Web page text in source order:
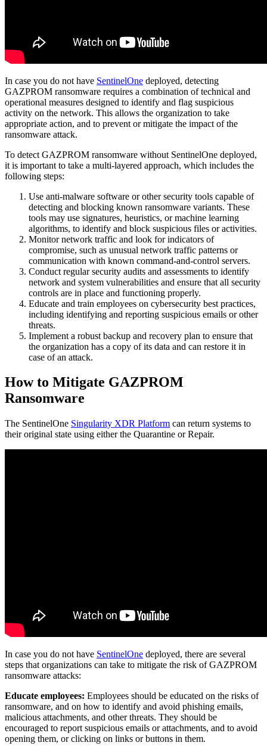
In case you do not have SentinelOne deployed, detecting
GAZPROM ransomware requires a combination of technical and
operational measures designed to identify and flag suspicious
activity on the network. This allows the organization to take
appropriate action, and to prevent or mitigate the impact of the
ransomware attack.
To detect GAZPROM ransomware without SentinelOne deployed,
it is important to take a multi-layered approach, which includes the
following steps:
Use anti-malware software or other security tools capable of
detecting and blocking known ransomware variants. These
tools may use signatures, heuristics, or machine learning
algorithms, to identify and block suspicious files or activities.
Monitor network traffic and look for indicators of
compromise, such as unusual network traffic patterns or
communication with known command-and-control servers.
Conduct regular security audits and assessments to identify
network and system vulnerabilities and ensure that all security
controls are in place and functioning properly.
Educate and train employees on cybersecurity best practices,
including identifying and reporting suspicious emails or other
threats.
Implement a robust backup and recovery plan to ensure that
the organization has a copy of its data and can restore it in
case of an attack.
How to Mitigate GAZPROM
Ransomware
The SentinelOne Singularity XDR Platform can return systems to
their original state using either the Quarantine or Repair.
In case you do not have SentinelOne deployed, there are several
steps that organizations can take to mitigate the risk of GAZPROM
ransomware attacks:
Educate employees: Employees should be educated on the risks of
ransomware, and on how to identify and avoid phishing emails,
malicious attachments, and other threats. They should be
encouraged to report suspicious emails or attachments, and to avoid
opening them, or clicking on links or buttons in them.